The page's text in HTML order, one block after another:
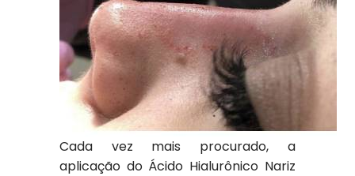
Cada vez mais procurado, a
aplicação do Ácido Hialurônico Nariz